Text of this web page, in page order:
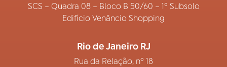
SCS – Quadra 08 – Bloco B 50/60 – 1º Subsolo
Edifício Venâncio Shopping
Rio de Janeiro RJ
Rua da Relação, nº 18